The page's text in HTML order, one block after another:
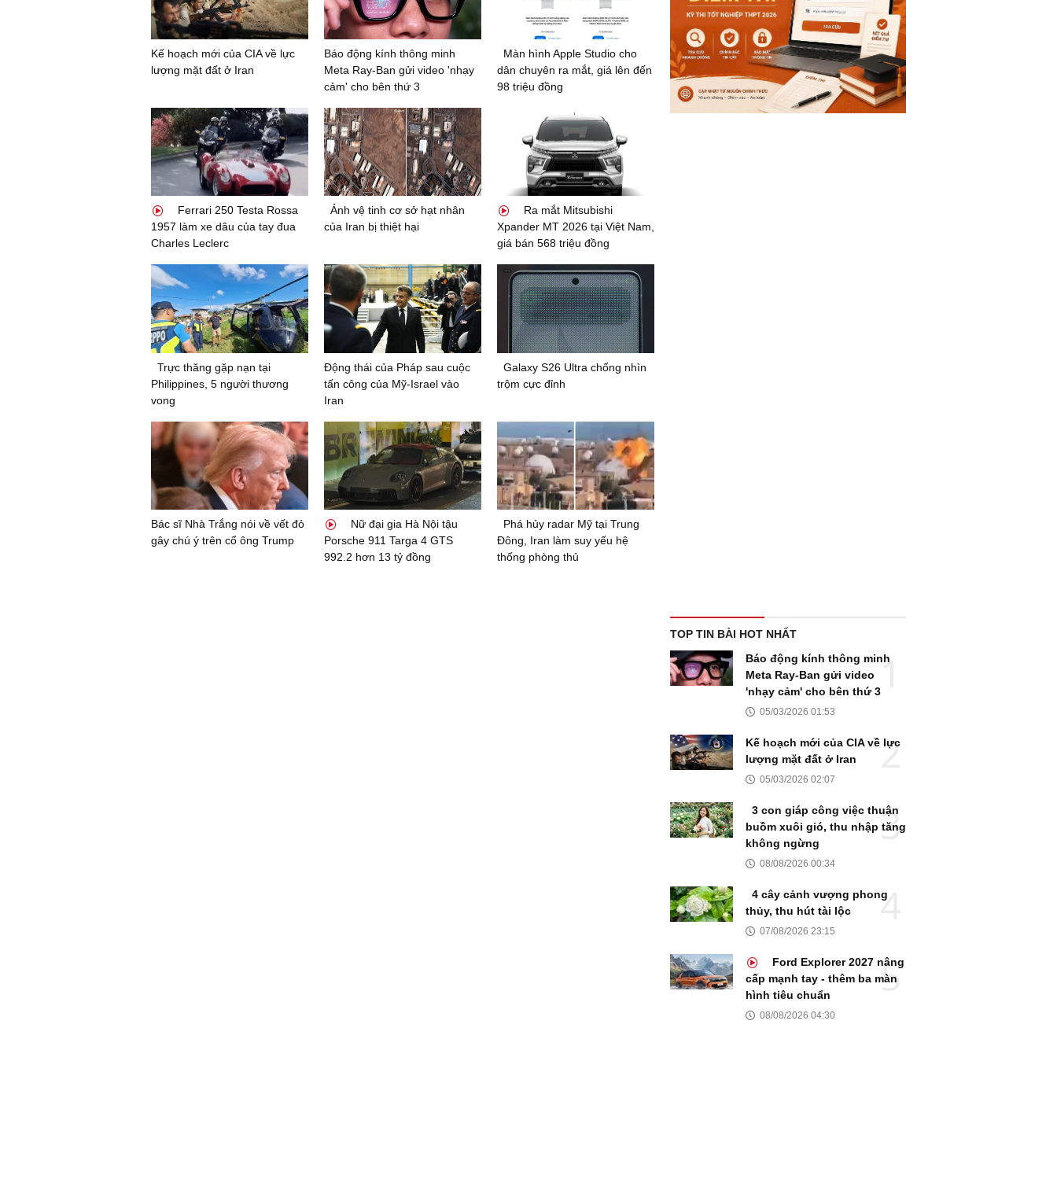
Kế hoạch mới của CIA về lực
lượng mặt đất ở Iran
Báo động kính thông minh
Meta Ray-Ban gửi video 'nhạy
cảm' cho bên thứ 3
Màn hình Apple Studio cho
dân chuyên ra mắt, giá lên đến
98 triệu đồng
Ferrari 250 Testa Rossa
1957 làm xe dâu của tay đua
Charles Leclerc
Ảnh vệ tinh cơ sở hạt nhân
của Iran bị thiệt hại
Ra mắt Mitsubishi
Xpander MT 2026 tại Việt Nam,
giá bán 568 triệu đồng
Trực thăng gặp nạn tại
Philippines, 5 người thương
vong
Động thái của Pháp sau cuộc
tấn công của Mỹ-Israel vào
Iran
Galaxy S26 Ultra chống nhìn
trộm cực đỉnh
Bác sĩ Nhà Trắng nói về vết đỏ
gây chú ý trên cổ ông Trump
Nữ đại gia Hà Nội tậu
Porsche 911 Targa 4 GTS
992.2 hơn 13 tỷ đồng
Phá hủy radar Mỹ tại Trung
Đông, Iran làm suy yếu hệ
thống phòng thủ
TOP TIN BÀI HOT NHẤT
Báo động kính thông minh
Meta Ray-Ban gửi video
'nhạy cảm' cho bên thứ 3
05/03/2026 01:53
Kế hoạch mới của CIA về lực
lượng mặt đất ở Iran
05/03/2026 02:07
3 con giáp công việc thuận
buồm xuôi gió, thu nhập tăng
không ngừng
08/08/2026 00:34
4 cây cảnh vượng phong
thủy, thu hút tài lộc
07/08/2026 23:15
Ford Explorer 2027 nâng
cấp mạnh tay - thêm ba màn
hình tiêu chuẩn
08/08/2026 04:30